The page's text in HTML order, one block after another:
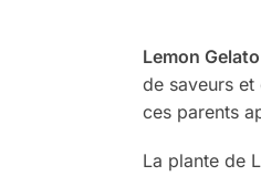
Lemon Gelato
de saveurs et
ces parents
La plante de